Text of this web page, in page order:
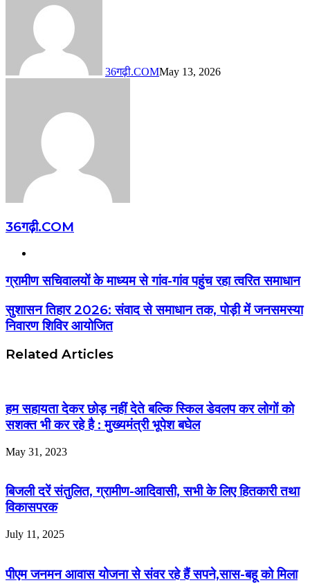
36गढ़ी.COMMay 13, 2026
36गढ़ी.COM
ग्रामीण सचिवालयों के माध्यम से गांव-गांव पहुंच रहा त्वरित समाधान
सुशासन तिहार 2026: संवाद से समाधान तक, पोड़ी में जनसमस्या
निवारण शिविर आयोजित
Related Articles
हम सहायता देकर छोड़ नहीं देते बल्कि स्किल डेवलप कर लोगों को
सशक्त भी कर रहे है : मुख्यमंत्री भूपेश बघेल
May 31, 2023
बिजली दरें संतुलित, ग्रामीण-आदिवासी, सभी के लिए हितकारी तथा
विकासपरक
July 11, 2025
पीएम जनमन आवास योजना से संवर रहे हैं सपने,सास-बहू को मिला